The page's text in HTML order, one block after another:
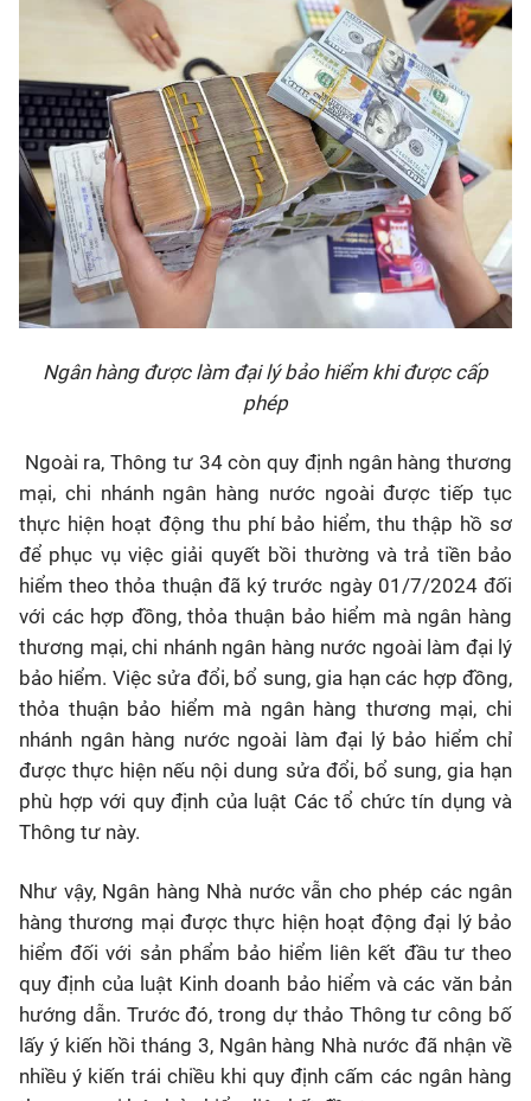
Ngân hàng được làm đại lý bảo hiểm khi được cấp
phép
Ngoài ra, Thông tư 34 còn quy định ngân hàng thương
mại, chi nhánh ngân hàng nước ngoài được tiếp tục
thực hiện hoạt động thu phí bảo hiểm, thu thập hồ sơ
để phục vụ việc giải quyết bồi thường và trả tiền bảo
hiểm theo thỏa thuận đã ký trước ngày 01/7/2024 đối
với các hợp đồng, thỏa thuận bảo hiểm mà ngân hàng
thương mại, chi nhánh ngân hàng nước ngoài làm đại lý
bảo hiểm. Việc sửa đổi, bổ sung, gia hạn các hợp đồng,
thỏa thuận bảo hiểm mà ngân hàng thương mại, chi
nhánh ngân hàng nước ngoài làm đại lý bảo hiểm chỉ
được thực hiện nếu nội dung sửa đổi, bổ sung, gia hạn
phù hợp với quy định của luật Các tổ chức tín dụng và
Thông tư này.
Như vậy, Ngân hàng Nhà nước vẫn cho phép các ngân
hàng thương mại được thực hiện hoạt động đại lý bảo
hiểm đối với sản phẩm bảo hiểm liên kết đầu tư theo
quy định của luật Kinh doanh bảo hiểm và các văn bản
hướng dẫn. Trước đó, trong dự thảo Thông tư công bố
lấy ý kiến hồi tháng 3, Ngân hàng Nhà nước đã nhận về
nhiều ý kiến trái chiều khi quy định cấm các ngân hàng